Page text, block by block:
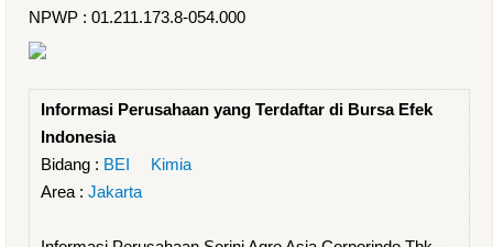
NPWP : 01.211.173.8-054.000
Informasi Perusahaan yang Terdaftar di Bursa Efek
Indonesia
Bidang : BEI
Kimia
Area : Jakarta